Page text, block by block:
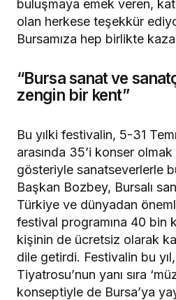
buluşmaya emek veren,
olan herkese teşekkür
Bursamıza hep birlikte
“Bursa sanat ve
zengin bir kent”
Bu yılki festivalin, 5-31
arasında 35’i konser
gösteriyle sanatseverlerle
Başkan Bozbey, Bursalı
Türkiye ve dünyadan
festival programına 40 bin
kişinin de ücretsiz olarak
dile getirdi. Festivalin bu
Tiyatrosu’nun yanı sıra
konseptiyle de Bursa’ya